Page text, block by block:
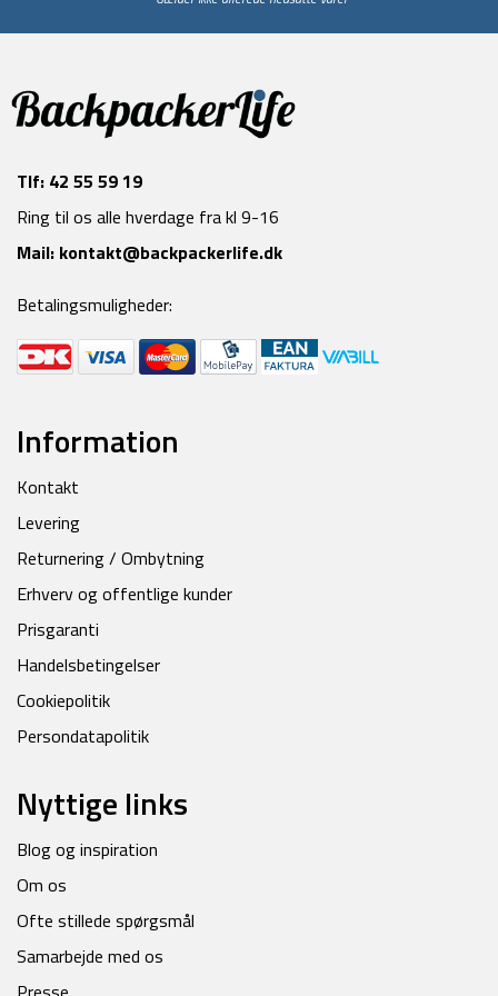
Tlf: 42 55 59 19
Ring til os alle hverdage fra kl 9-16
Mail: kontakt@backpackerlife.dk
Betalingsmuligheder:
Information
Kontakt
Levering
Returnering / Ombytning
Erhverv og offentlige kunder
Prisgaranti
Handelsbetingelser
Cookiepolitik
Persondatapolitik
Nyttige links
Blog og inspiration
Om os
Ofte stillede spørgsmål
Samarbejde med os